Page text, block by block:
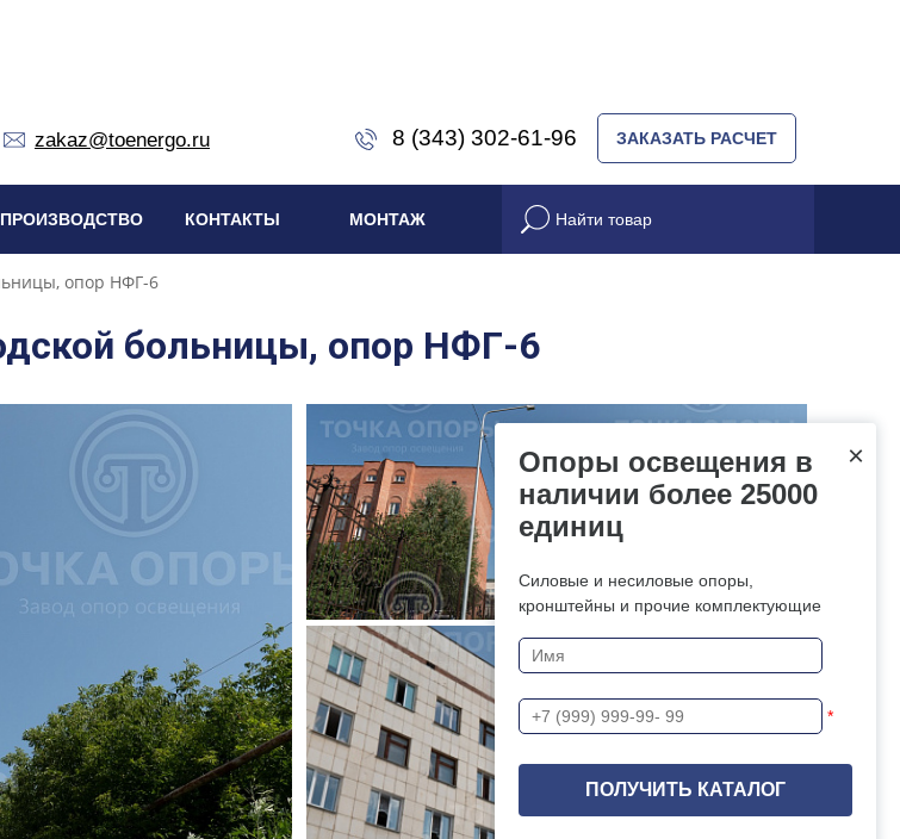
zakaz@toenergo.ru 8 (343) 302-61-96 ЗАКАЗАТЬ РАСЧЕТ
ПРОИЗВОДСТВО КОНТАКТЫ МОНТАЖ
опор НФГ-6
больницы, опор НФГ-6
×
Опоры освещения в
наличии более 25000
единиц
Силовые и несиловые опоры,
кронштейны и прочие комплектующие
*